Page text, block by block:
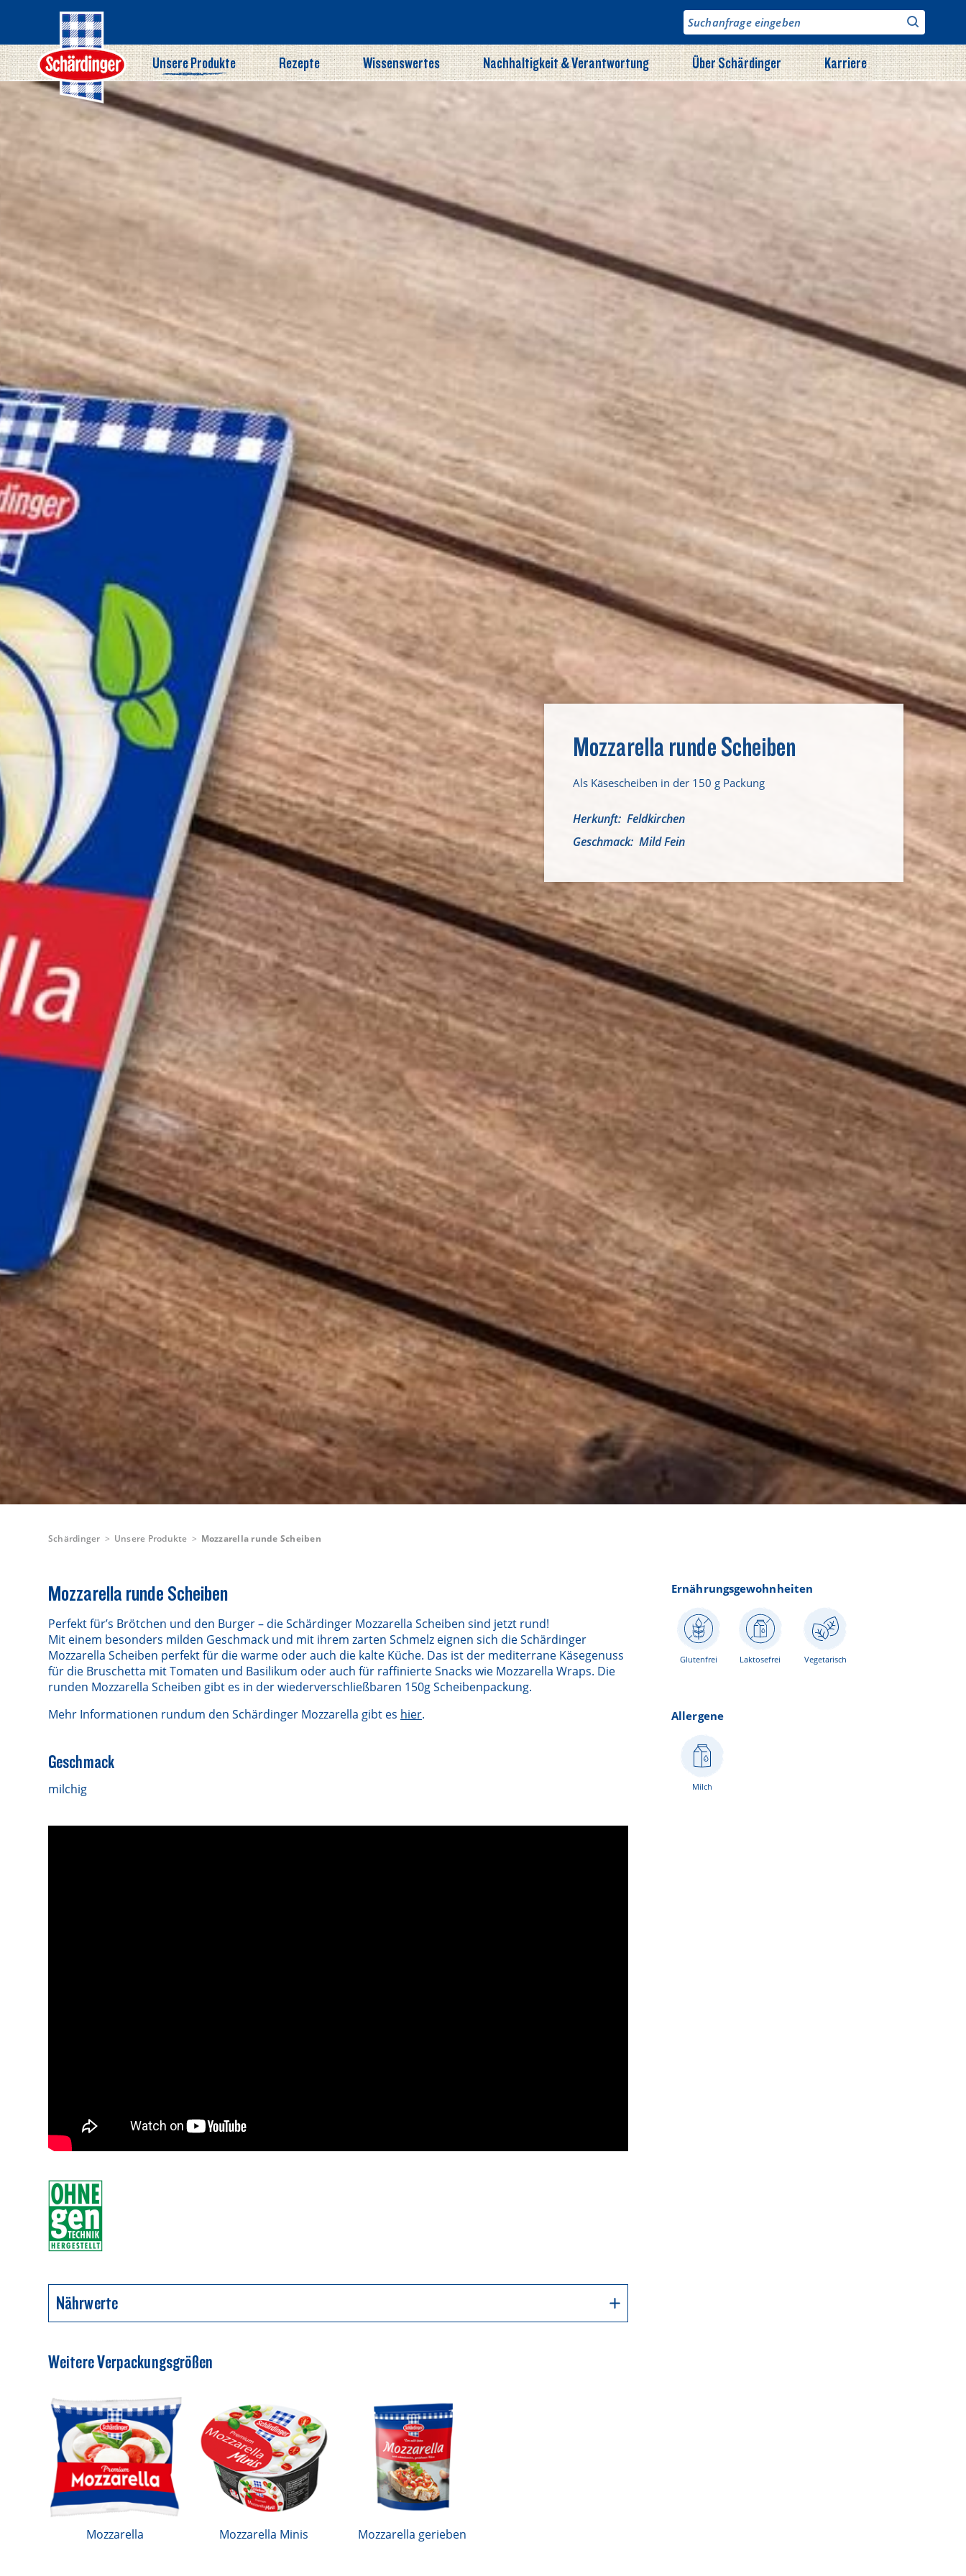
Unsere Produkte Rezepte Wissenswertes Nachhaltigkeit & Verantwortung Über Schärdinger Karriere
Mozzarella runde Scheiben
Als Käsescheiben in der 150 g Packung
Herkunft Feldkirchen
Geschmack Mild Fein
Schärdinger Unsere Produkte Mozzarella runde Scheiben
Mozzarella runde Scheiben
Perfekt für’s Brötchen und den Burger – die Schärdinger Mozzarella Scheiben sind jetzt rund!
Mit einem besonders milden Geschmack und mit ihrem zarten Schmelz eignen sich die Schärdinger
Mozzarella Scheiben perfekt für die warme oder auch die kalte Küche. Das ist der mediterrane Käsegenuss
für die Bruschetta mit Tomaten und Basilikum oder auch für raffinierte Snacks wie Mozzarella Wraps. Die
runden Mozzarella Scheiben gibt es in der wiederverschließbaren 150g Scheibenpackung.
Mehr Informationen rundum den Schärdinger Mozzarella gibt es hier.
Geschmack
milchig
Nährwerte
Fett 20 g
davon gesättigte Fettsäuren 14 g
Kohlenhydrate
Ernährungsgewohnheiten
Glutenfrei Laktosefrei Vegetarisch
Allergene
Milch
Weitere Verpackungsgrößen
Mozzarella Mozzarella Minis Mozzarella gerieben